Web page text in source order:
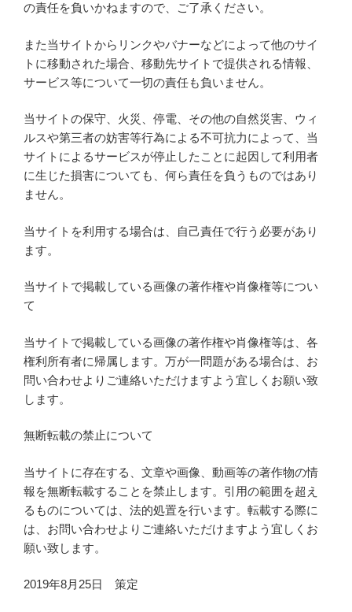
の責任を負いかねますので、ご了承ください。
また当サイトからリンクやバナーなどによって他のサイ
トに移動された場合、移動先サイトで提供される情報、
サービス等について一切の責任も負いません。
当サイトの保守、火災、停電、その他の自然災害、ウィ
ルスや第三者の妨害等行為による不可抗力によって、当
サイトによるサービスが停止したことに起因して利用者
に生じた損害についても、何ら責任を負うものではあり
ません。
当サイトを利用する場合は、自己責任で行う必要があり
ます。
当サイトで掲載している画像の著作権や肖像権等につい
て
当サイトで掲載している画像の著作権や肖像権等は、各
権利所有者に帰属します。万が一問題がある場合は、お
問い合わせよりご連絡いただけますよう宜しくお願い致
します。
無断転載の禁止について
当サイトに存在する、文章や画像、動画等の著作物の情
報を無断転載することを禁止します。引用の範囲を超え
るものについては、法的処置を行います。転載する際に
は、お問い合わせよりご連絡いただけますよう宜しくお
願い致します。
2019年8月25日 策定